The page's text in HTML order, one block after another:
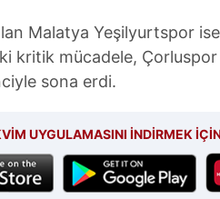
Malatya Yeşilyurtspor
kritik mücadele,
sona erdi.
UYGULAMASINI İNDİRMEK